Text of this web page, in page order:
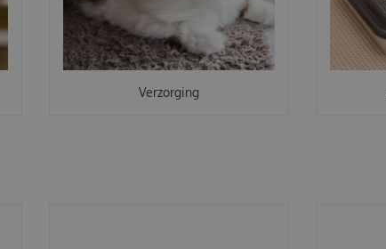
Verzorging